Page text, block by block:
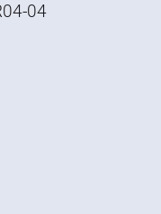
04